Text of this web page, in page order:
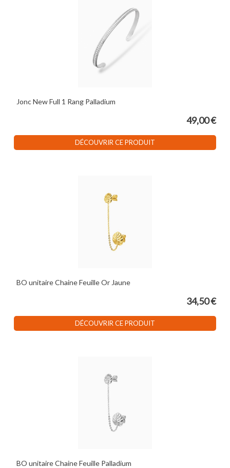
Jonc New Full 1 Rang Palladium
49,00 €
DÉCOUVRIR CE PRODUIT
BO unitaire Chaine Feuille Or Jaune
34,50 €
DÉCOUVRIR CE PRODUIT
BO unitaire Chaine Feuille Palladium